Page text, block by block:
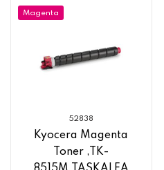
Magenta
52838
Kyocera Magenta
Toner ,TK-